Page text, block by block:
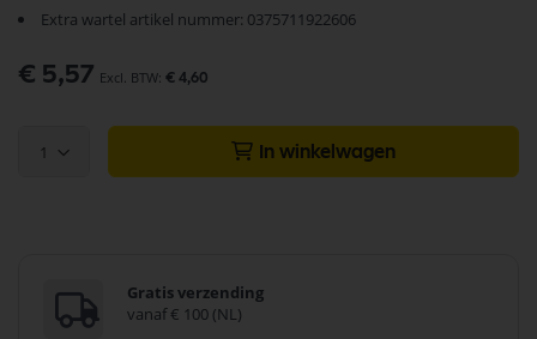
Extra wartel artikel nummer: 0375711922606
€ 5,57 € 4,60
1 In winkelwagen
Gratis verzending
vanaf € 100 (NL)
afbeeldingen-